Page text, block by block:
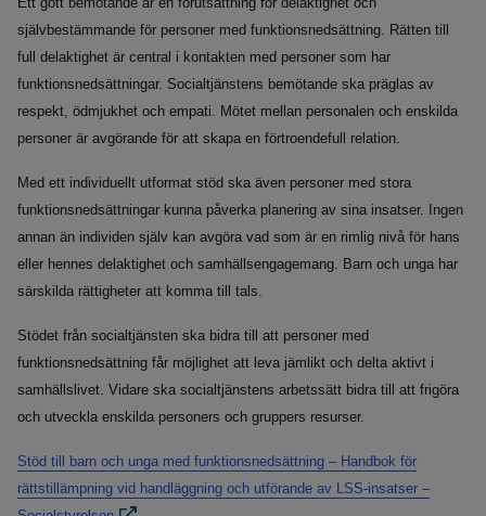
Ett gott bemötande är en förutsättning för delaktighet och
självbestämmande för personer med funktionsnedsättning. Rätten till
full delaktighet är central i kontakten med personer som har
funktionsnedsättningar. Socialtjänstens bemötande ska präglas av
respekt, ödmjukhet och empati. Mötet mellan personalen och enskilda
personer är avgörande för att skapa en förtroendefull relation.
Med ett individuellt utformat stöd ska även personer med stora
funktionsnedsättningar kunna påverka planering av sina insatser. Ingen
annan än individen själv kan avgöra vad som är en rimlig nivå för hans
eller hennes delaktighet och samhällsengagemang. Barn och unga har
särskilda rättigheter att komma till tals.
Stödet från socialtjänsten ska bidra till att personer med
funktionsnedsättning får möjlighet att leva jämlikt och delta aktivt i
samhällslivet. Vidare ska socialtjänstens arbetssätt bidra till att frigöra
och utveckla enskilda personers och gruppers resurser.
Stöd till barn och unga med funktionsnedsättning – Handbok för
rättstillämpning vid handläggning och utförande av LSS-insatser –